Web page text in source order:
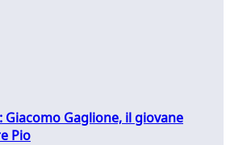
Gaglione, il giovane
Pio